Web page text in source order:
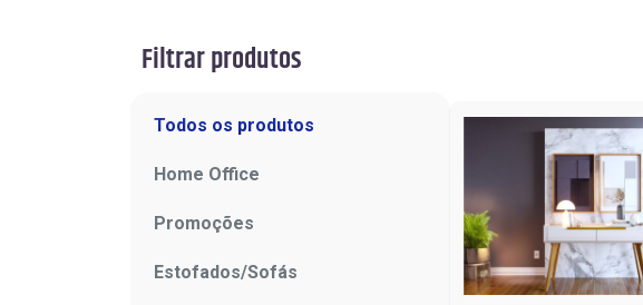
Filtrar produtos
Todos os produtos
Home Office
Promoções
Estofados/Sofás